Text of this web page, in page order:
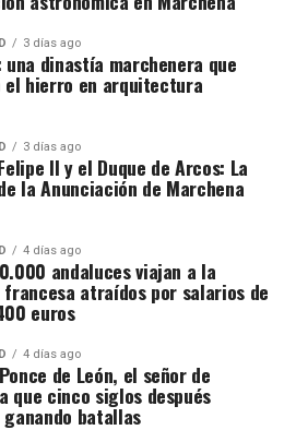
con una función determinada,
empresarial paralela que
fondos procedentes de
delictiva.
policial y tributario queda
los investigadores analizaron
con 173 cuentas
documentación detectaron
de alcohol procedentes de
otros países de la Unión
Países Bajos y Portugal,
a depósitos fiscales
aprovechaba el régimen
3 días ago
una dinastía marchenera que
hierro en arquitectura
3 días ago
II y el Duque de Arcos: La
la Anunciación de Marchena
4 días ago
andaluces viajan a la
francesa atraídos por salarios de
euros
4 días ago
de León, el señor de
que cinco siglos después
batallas